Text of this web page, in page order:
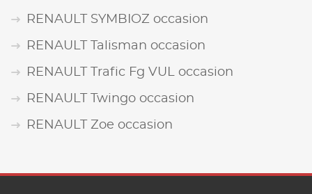
RENAULT SYMBIOZ occasion
RENAULT Talisman occasion
RENAULT Trafic Fg VUL occasion
RENAULT Twingo occasion
RENAULT Zoe occasion